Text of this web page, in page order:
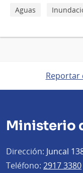
Aguas
Reportar
Ministerio
Dirección: Juncal
Teléfono: 2917 3380